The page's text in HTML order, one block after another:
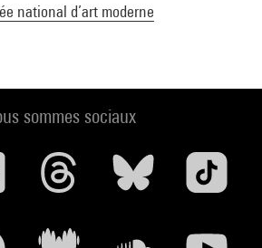
national d’art moderne
sommes sociaux